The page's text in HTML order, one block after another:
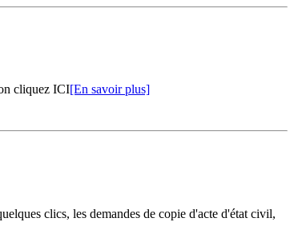
cliquez ICI[En savoir plus]
clics, les demandes de copie d'acte d'état civil,